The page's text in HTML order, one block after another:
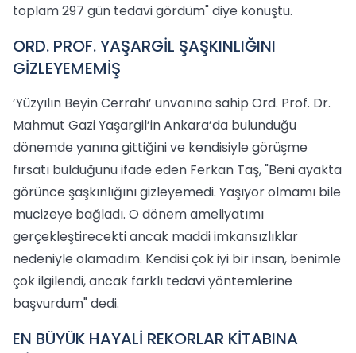
toplam 297 gün tedavi gördüm" diye konuştu.
ORD. PROF. YAŞARGİL ŞAŞKINLIĞINI
GİZLEYEMEMİŞ
’Yüzyılın Beyin Cerrahı’ unvanına sahip Ord. Prof. Dr.
Mahmut Gazi Yaşargil’in Ankara’da bulunduğu
dönemde yanına gittiğini ve kendisiyle görüşme
fırsatı bulduğunu ifade eden Ferkan Taş, "Beni ayakta
görünce şaşkınlığını gizleyemedi. Yaşıyor olmamı bile
mucizeye bağladı. O dönem ameliyatımı
gerçekleştirecekti ancak maddi imkansızlıklar
nedeniyle olamadım. Kendisi çok iyi bir insan, benimle
çok ilgilendi, ancak farklı tedavi yöntemlerine
başvurdum" dedi.
EN BÜYÜK HAYALİ REKORLAR KİTABINA